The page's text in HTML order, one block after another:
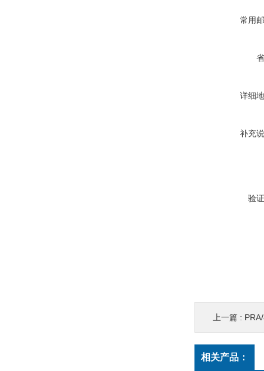
常用
详细
补充
验
上一篇 : PRA/
相关产品：